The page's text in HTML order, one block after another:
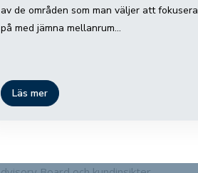
av de områden som man väljer att fokusera
på med jämna mellanrum...
Läs mer